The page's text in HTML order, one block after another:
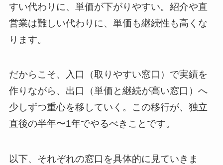
すい代わりに、単価が下がりやすい。紹介や直
営業は難しい代わりに、単価も継続性も高くな
ります。
だからこそ、入口（取りやすい窓口）で実績を
作りながら、出口（単価と継続が高い窓口）へ
少しずつ重心を移していく。この移行が、独立
直後の半年〜1年でやるべきことです。
以下、それぞれの窓口を具体的に見ていきま